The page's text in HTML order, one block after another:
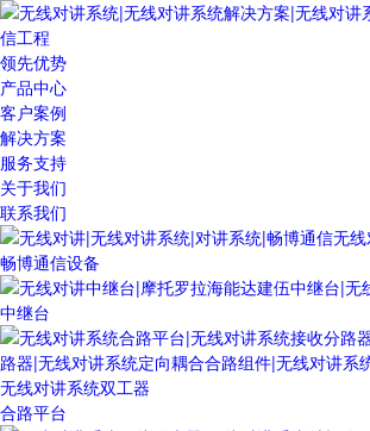
领先优势
产品中心
客户案例
解决方案
服务支持
关于我们
联系我们
畅博通信设备
中继台
合路平台